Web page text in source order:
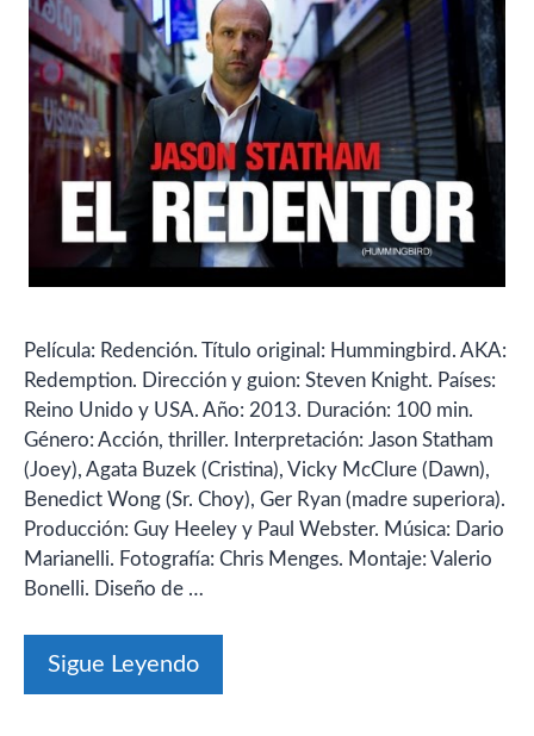
Película: Redención. Título original: Hummingbird. AKA:
Redemption. Dirección y guion: Steven Knight. Países:
Reino Unido y USA. Año: 2013. Duración: 100 min.
Género: Acción, thriller. Interpretación: Jason Statham
(Joey), Agata Buzek (Cristina), Vicky McClure (Dawn),
Benedict Wong (Sr. Choy), Ger Ryan (madre superiora).
Producción: Guy Heeley y Paul Webster. Música: Dario
Marianelli. Fotografía: Chris Menges. Montaje: Valerio
Bonelli. Diseño de …
Sigue Leyendo